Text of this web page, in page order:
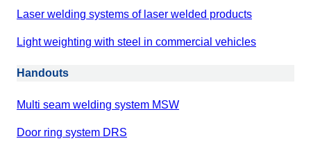
Laser welding systems of laser welded products
Light weighting with steel in commercial vehicles
Handouts
Multi seam welding system MSW
Door ring system DRS